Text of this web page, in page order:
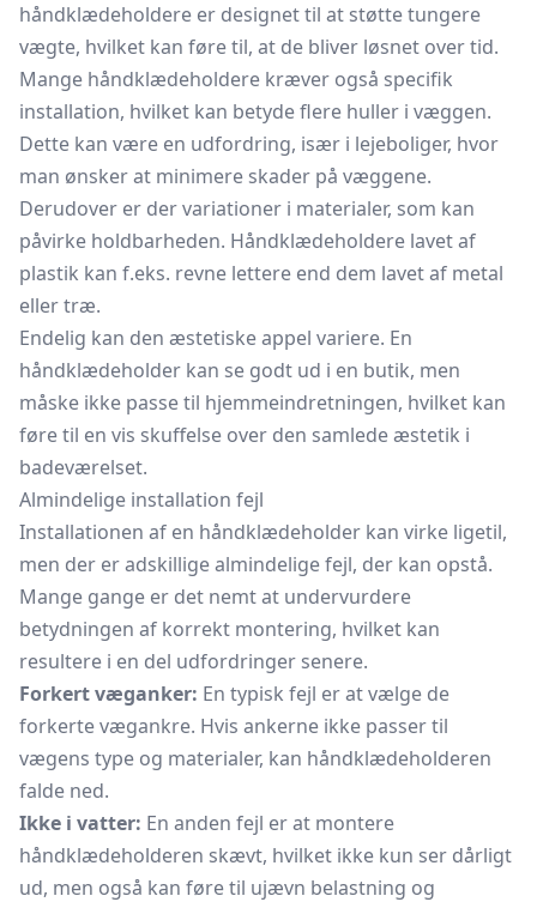
håndklædeholdere er designet til at støtte tungere
vægte, hvilket kan føre til, at de bliver løsnet over tid.
Mange håndklædeholdere kræver også specifik
installation, hvilket kan betyde flere huller i væggen.
Dette kan være en udfordring, især i lejeboliger, hvor
man ønsker at minimere skader på væggene.
Derudover er der variationer i materialer, som kan
påvirke holdbarheden. Håndklædeholdere lavet af
plastik kan f.eks. revne lettere end dem lavet af metal
eller træ.
Endelig kan den æstetiske appel variere. En
håndklædeholder kan se godt ud i en butik, men
måske ikke passe til hjemmeindretningen, hvilket kan
føre til en vis skuffelse over den samlede æstetik i
badeværelset.
Almindelige installation fejl
Installationen af en håndklædeholder kan virke ligetil,
men der er adskillige almindelige fejl, der kan opstå.
Mange gange er det nemt at undervurdere
betydningen af korrekt montering, hvilket kan
resultere i en del udfordringer senere.
Forkert væganker: En typisk fejl er at vælge de
forkerte vægankre. Hvis ankerne ikke passer til
vægens type og materialer, kan håndklædeholderen
falde ned.
Ikke i vatter: En anden fejl er at montere
håndklædeholderen skævt, hvilket ikke kun ser dårligt
ud, men også kan føre til ujævn belastning og